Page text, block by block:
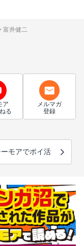
富井健二
ア
る
メルマガ
登録
モアでポイ活